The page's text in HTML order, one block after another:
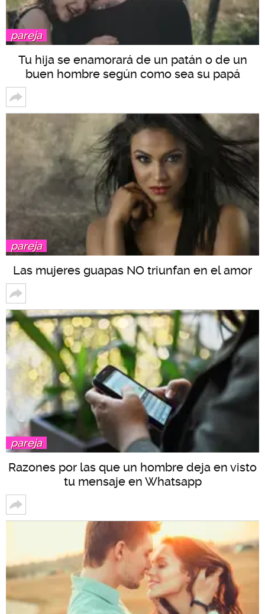
pareja
Tu hija se enamorará de un patán o de un
buen hombre según como sea su papá
pareja
Las mujeres guapas NO triunfan en el amor
pareja
Razones por las que un hombre deja en visto
tu mensaje en Whatsapp